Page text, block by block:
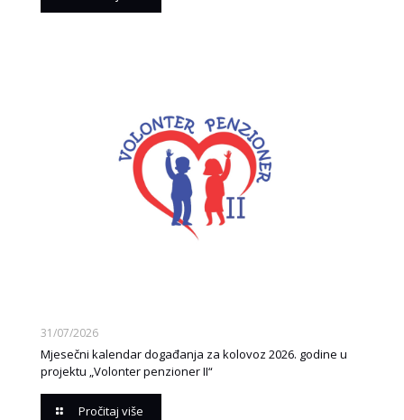
31/07/2026
Mjesečni kalendar događanja za kolovoz 2026. godine u
projektu „Volonter penzioner II“
Pročitaj više